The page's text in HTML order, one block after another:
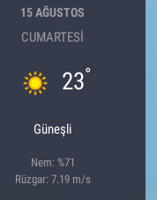
15 AĞUSTOS
CUMARTESI
23°
Güneşli
Nem: %71
Rüzgar: 7.19 m/s